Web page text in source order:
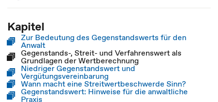
Kapitel
Zur Bedeutung des Gegenstandswerts für den
Anwalt
Gegenstands-, Streit- und Verfahrenswert als
Grundlagen der Wertberechnung
Niedriger Gegenstandswert und
Vergütungsvereinbarung
Wann macht eine Streitwertbeschwerde Sinn?
Gegenstandswert: Hinweise für die anwaltliche
Praxis